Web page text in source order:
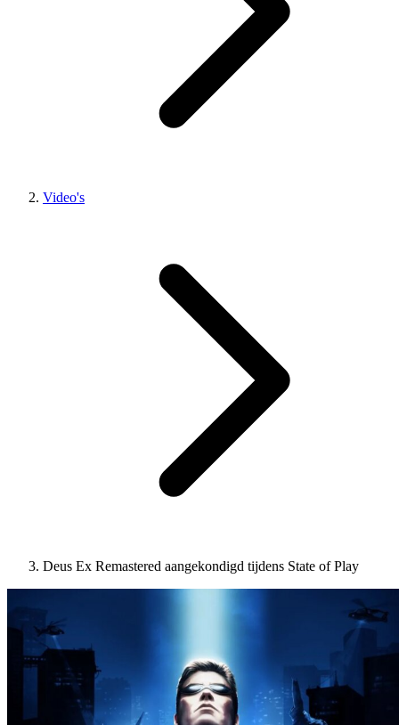
Video's
Deus Ex Remastered aangekondigd tijdens State of Play